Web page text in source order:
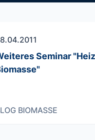
Seminar
BIOMASSE